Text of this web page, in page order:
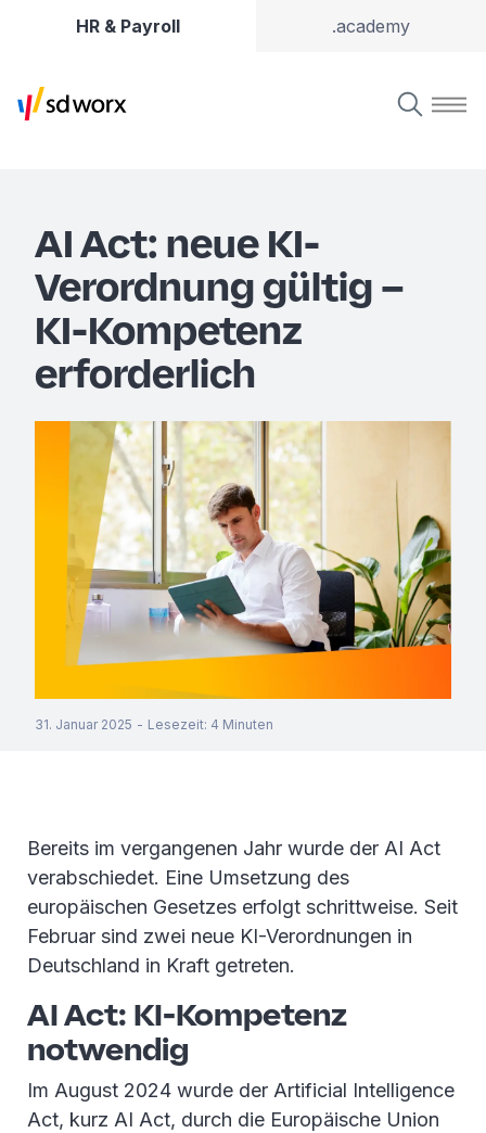
HR & Payroll .academy
AI Act: neue KI-
Verordnung gültig –
KI-Kompetenz
erforderlich
31. Januar 2025 - Lesezeit: 4 Minuten
Bereits im vergangenen Jahr wurde der AI Act
verabschiedet. Eine Umsetzung des
europäischen Gesetzes erfolgt schrittweise. Seit
Februar sind zwei neue KI-Verordnungen in
Deutschland in Kraft getreten.
AI Act: KI-Kompetenz
notwendig
Im August 2024 wurde der Artificial Intelligence
Act, kurz AI Act, durch die Europäische Union